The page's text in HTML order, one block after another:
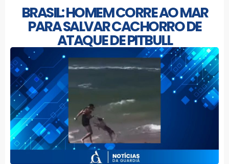
BRASIL: HOMEM CORRE AO MAR
PARA SALVAR CACHORRO DE
ATAQUE DE PITBULL